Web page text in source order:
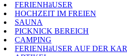
FERIENHäUSER
HOCHZEIT IM FREIEN
SAUNA
PICKNICK BEREICH
CAMPING
FERIENHäUSER AUF DER